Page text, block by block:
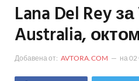
Lana Del Rey
Australia,
Добавена от: AVTORA.COM на02